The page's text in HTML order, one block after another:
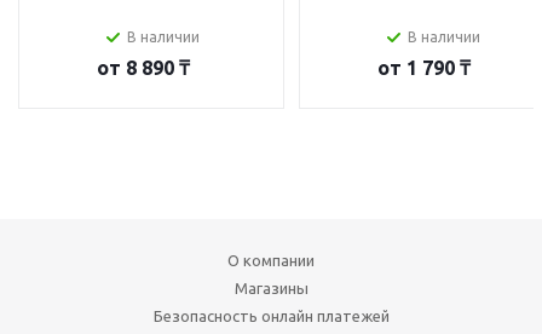
В наличии
от 8 890 ₸
В наличии
от 1 790 ₸
О компании
Магазины
Безопасность онлайн платежей